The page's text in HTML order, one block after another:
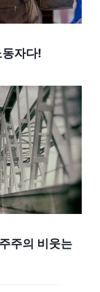
자다!
주의 비웃는